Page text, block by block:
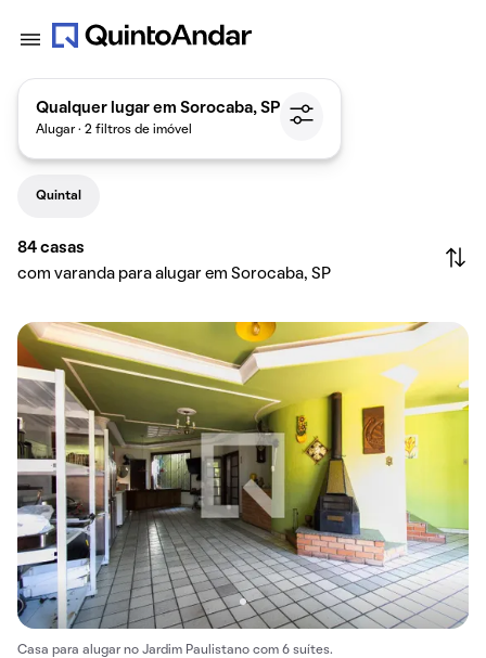
Qualquer lugar em Sorocaba, SP
Alugar · 2 filtros de imóvel
Quintal
84 casas
com varanda para alugar em Sorocaba, SP
Casa para alugar no Jardim Paulistano com 6 suítes.